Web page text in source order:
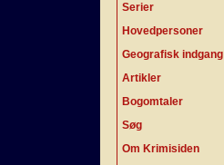
Serier
Hovedpersoner
Geografisk indgang
Artikler
Bogomtaler
Søg
Om Krimisiden